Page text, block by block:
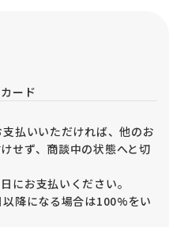
ード
払いいただければ、他のお
せず、商談中の状態へと切
にお支払いください。
降になる場合は100%をい